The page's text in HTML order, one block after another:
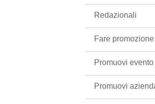
Redazionali
Fare promozione
Promuovi evento
Promuovi